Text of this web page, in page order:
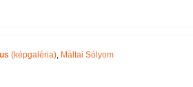
(képgaléria), Máltai Sólyom